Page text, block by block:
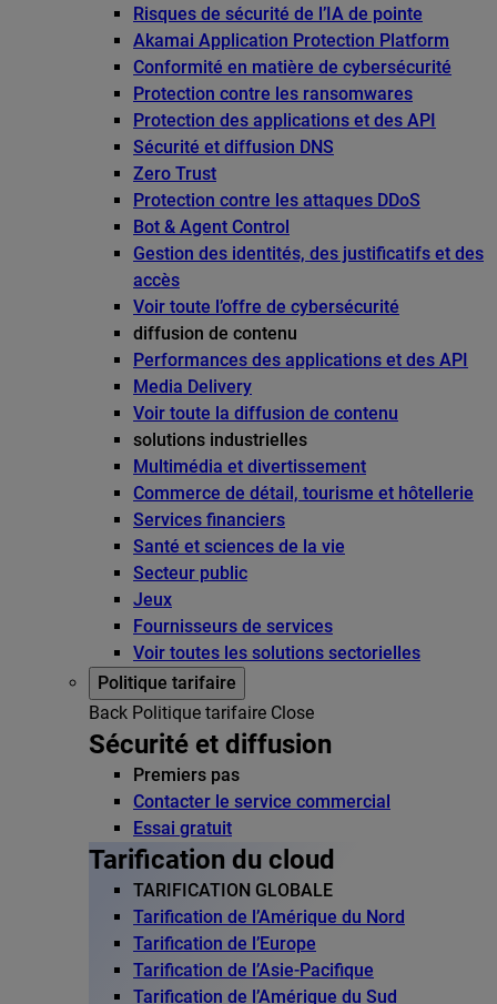
Risques de sécurité de l’IA de pointe
Akamai Application Protection Platform
Conformité en matière de cybersécurité
Protection contre les ransomwares
Protection des applications et des API
Sécurité et diffusion DNS
Zero Trust
Protection contre les attaques DDoS
Bot & Agent Control
Gestion des identités, des justificatifs et des
accès
Voir toute l’offre de cybersécurité
diffusion de contenu
Performances des applications et des API
Media Delivery
Voir toute la diffusion de contenu
solutions industrielles
Multimédia et divertissement
Commerce de détail, tourisme et hôtellerie
Services financiers
Santé et sciences de la vie
Secteur public
Jeux
Fournisseurs de services
Voir toutes les solutions sectorielles
Politique tarifaire
Back Politique tarifaire Close
Sécurité et diffusion
Premiers pas
Contacter le service commercial
Essai gratuit
Tarification du cloud
TARIFICATION GLOBALE
Tarification de l’Amérique du Nord
Tarification de l’Europe
Tarification de l’Asie-Pacifique
Tarification de l’Amérique du Sud